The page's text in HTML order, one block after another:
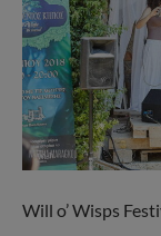
Will o’ Wisps